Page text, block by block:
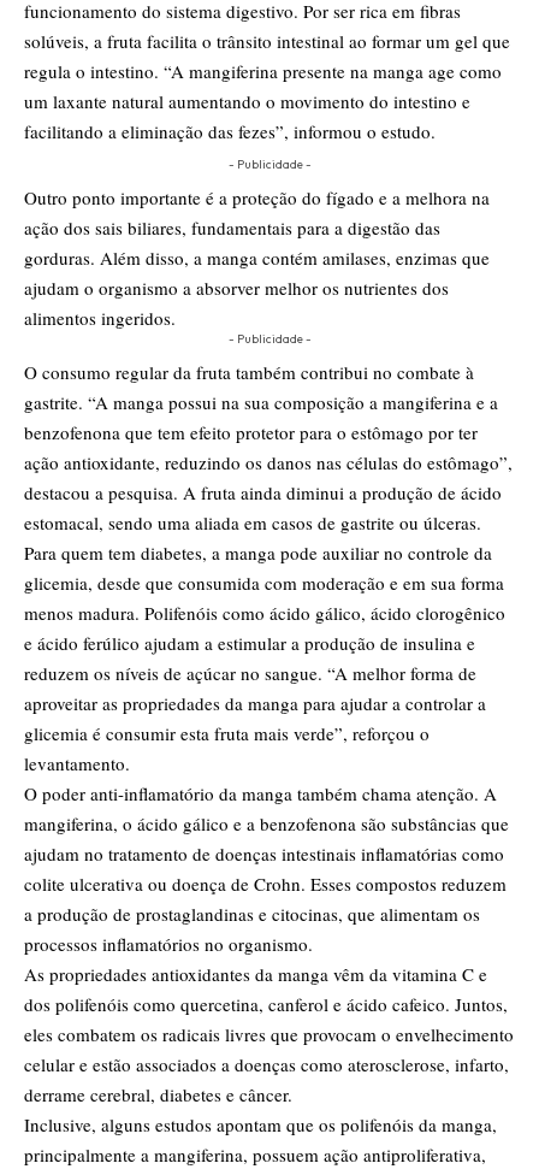
funcionamento do sistema digestivo. Por ser rica em fibras
solúveis, a fruta facilita o trânsito intestinal ao formar um gel que
regula o intestino. “A mangiferina presente na manga age como
um laxante natural aumentando o movimento do intestino e
facilitando a eliminação das fezes”, informou o estudo.
- Publicidade -
Outro ponto importante é a proteção do fígado e a melhora na
ação dos sais biliares, fundamentais para a digestão das
gorduras. Além disso, a manga contém amilases, enzimas que
ajudam o organismo a absorver melhor os nutrientes dos
alimentos ingeridos.
- Publicidade -
O consumo regular da fruta também contribui no combate à
gastrite. “A manga possui na sua composição a mangiferina e a
benzofenona que tem efeito protetor para o estômago por ter
ação antioxidante, reduzindo os danos nas células do estômago”,
destacou a pesquisa. A fruta ainda diminui a produção de ácido
estomacal, sendo uma aliada em casos de gastrite ou úlceras.
Para quem tem diabetes, a manga pode auxiliar no controle da
glicemia, desde que consumida com moderação e em sua forma
menos madura. Polifenóis como ácido gálico, ácido clorogênico
e ácido ferúlico ajudam a estimular a produção de insulina e
reduzem os níveis de açúcar no sangue. “A melhor forma de
aproveitar as propriedades da manga para ajudar a controlar a
glicemia é consumir esta fruta mais verde”, reforçou o
levantamento.
O poder anti-inflamatório da manga também chama atenção. A
mangiferina, o ácido gálico e a benzofenona são substâncias que
ajudam no tratamento de doenças intestinais inflamatórias como
colite ulcerativa ou doença de Crohn. Esses compostos reduzem
a produção de prostaglandinas e citocinas, que alimentam os
processos inflamatórios no organismo.
As propriedades antioxidantes da manga vêm da vitamina C e
dos polifenóis como quercetina, canferol e ácido cafeico. Juntos,
eles combatem os radicais livres que provocam o envelhecimento
celular e estão associados a doenças como aterosclerose, infarto,
derrame cerebral, diabetes e câncer.
Inclusive, alguns estudos apontam que os polifenóis da manga,
principalmente a mangiferina, possuem ação antiproliferativa,